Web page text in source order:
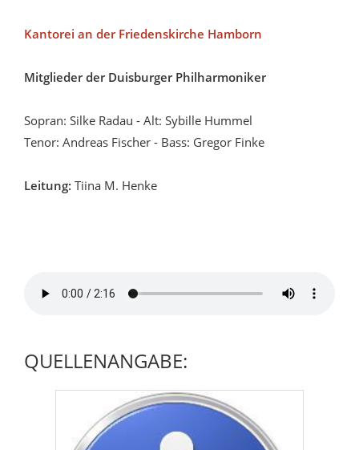
Kantorei an der Friedenskirche Hamborn
Mitglieder der Duisburger Philharmoniker
Sopran: Silke Radau - Alt: Sybille Hummel
Tenor: Andreas Fischer - Bass: Gregor Finke
Leitung: Tiina M. Henke
QUELLENANGABE: